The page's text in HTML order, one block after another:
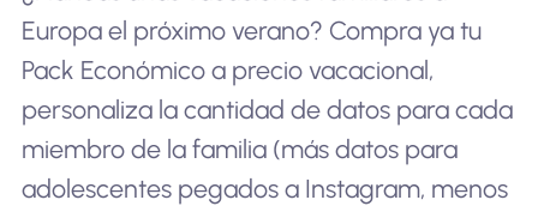
Europa el próximo verano? Compra ya tu
Pack Económico a precio vacacional,
personaliza la cantidad de datos para cada
miembro de la familia (más datos para
adolescentes pegados a Instagram, menos